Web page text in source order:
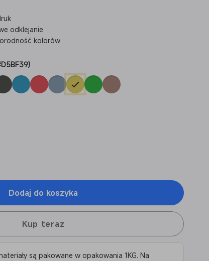
odklejanie
kolorów
Dodaj do koszyka
Kup teraz
są pakowane w opakowania 1KG. Na